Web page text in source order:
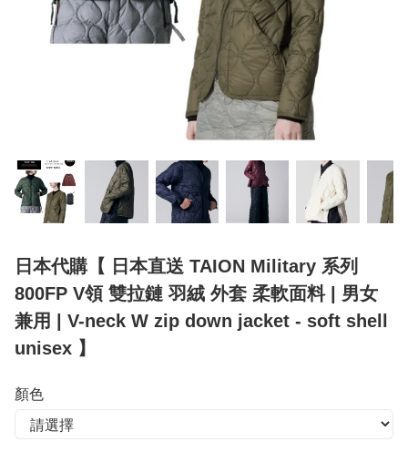
日本代購【 日本直送 TAION Military 系列
800FP V領 雙拉鏈 羽絨 外套 柔軟面料 | 男女
兼用 | V-neck W zip down jacket - soft shell
unisex 】
顏色